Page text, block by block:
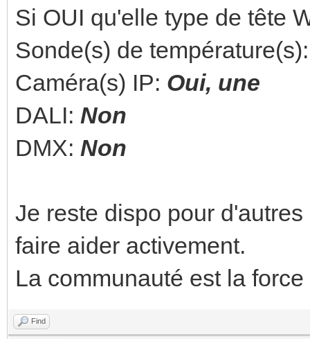
Si OUI qu'elle type de tête
Sonde(s) de
Caméra(s) IP: Oui, une
DALI: Non
DMX: Non
Je reste dispo pour
faire aider activement.
La communauté est la
Find